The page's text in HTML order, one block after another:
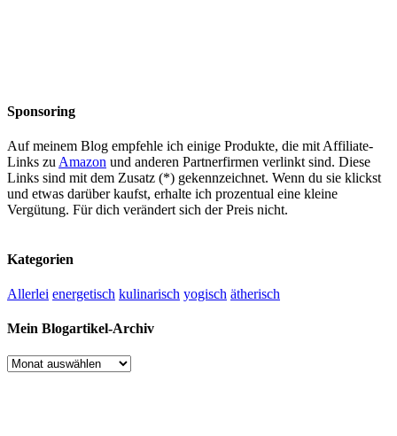
Sponsoring
Auf meinem Blog empfehle ich einige Produkte, die mit Affiliate-
Links zu Amazon und anderen Partnerfirmen verlinkt sind. Diese
Links sind mit dem Zusatz (*) gekennzeichnet. Wenn du sie klickst
und etwas darüber kaufst, erhalte ich prozentual eine kleine
Vergütung. Für dich verändert sich der Preis nicht.
Kategorien
Allerlei energetisch kulinarisch yogisch ätherisch
Mein Blogartikel-Archiv
Mein